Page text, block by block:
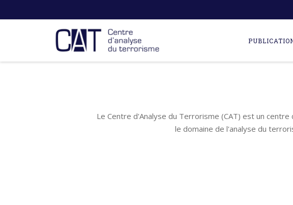
content
Le Centre d'Analyse du Terrorisme (CAT) est un
le domaine de l'analyse du